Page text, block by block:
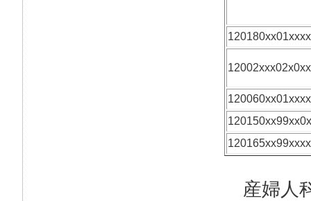
120180xx01xxxx
12002xxx02x0xx
120060xx01xxxx
120150xx99xx0x
120165xx99xxxx
産婦人